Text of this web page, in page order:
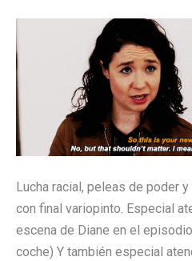
Lucha racial, peleas de poder
con final variopinto. Especial
escena de Diane en el
coche) Y también especial